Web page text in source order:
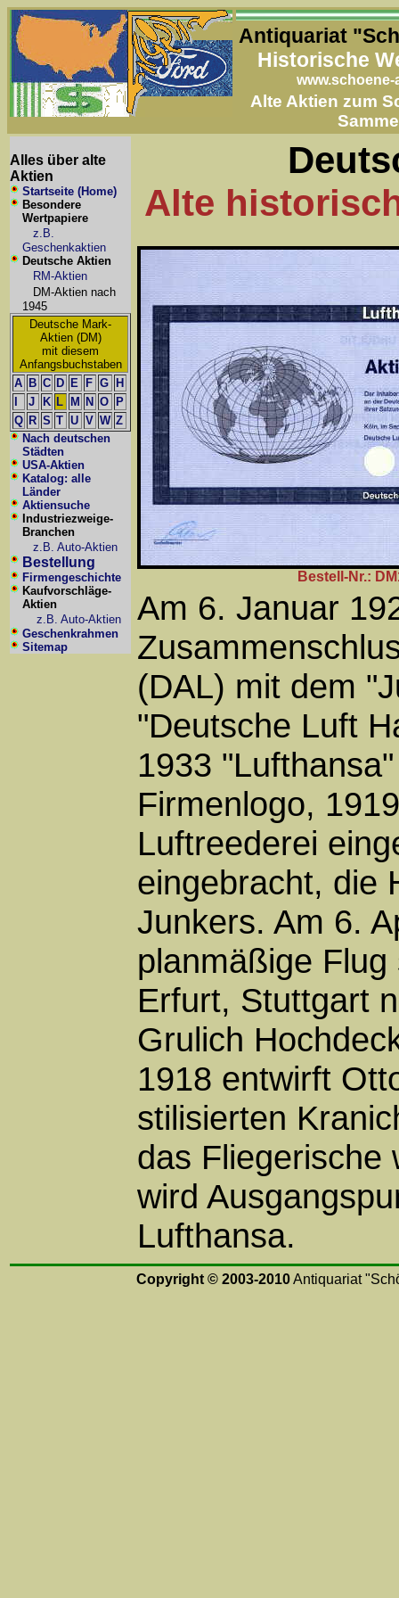
Antiquariat
Historische
www.schoene-
Alte Aktien zum
Alles über alte
Aktien
Startseite (Home)
Besondere
Wertpapiere
z.B.
Geschenkaktien
Deutsche Aktien
RM-Aktien
DM-Aktien nach
1945
Deutsche Mark-
Aktien (DM)
mit diesem
Anfangsbuchstaben
A B C D E F G
H
J K L M N O
P
Q R S T U V W Z
Nach deutschen
Städten
USA-Aktien
Katalog: alle
Länder
Aktiensuche
Industriezweige-
Branchen
z.B. Auto-Aktien
Bestellung
Firmengeschichte
Kaufvorschläge-
Aktien
z.B. Auto-Aktien
Geschenkrahmen
Sitemap
Alte
Bestell-Nr.:
Am 6. Januar
(DAL) mit dem
"Deutsche Luft
1933
Firmenlogo,
Luftreederei
eingebracht, die
Junkers. Am 6.
planmäßige
Erfurt, Stuttgart
Grulich
1918 entwirft
stilisierten
das Fliegerische
wird
Lufthansa.
Copyright © 2003-2010Antiquariat